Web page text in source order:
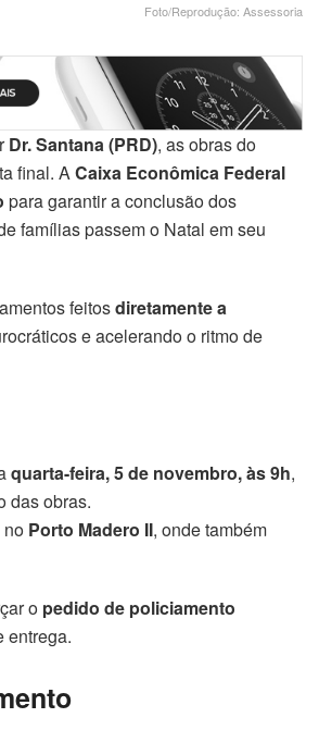
Foto/Reprodução: Assessoria
Dr. Santana (PRD), as obras do
final. ACaixa Econômica Federal
para garantir a conclusão dos
famílias passem o Natal em seu
feitosdiretamente a
e acelerando o ritmo de
quarta-feira, 5 de novembro, às 9h,
das obras.
no Porto Madero II, onde também
o pedido de policiamento
entrega.